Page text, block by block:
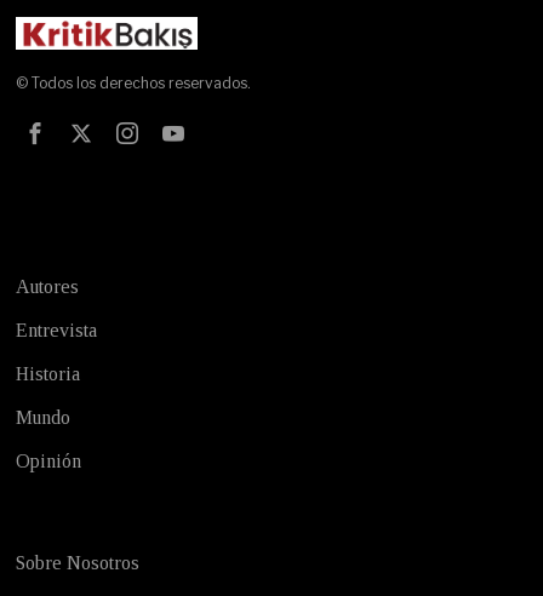
© Todos los derechos reservados.
Autores
Entrevista
Historia
Mundo
Opinión
Sobre Nosotros